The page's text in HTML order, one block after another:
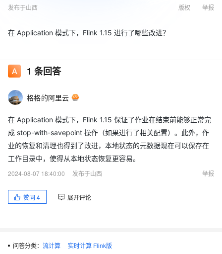
发布于山西
举报
版权
在 Application 模式下，Flink 1.15 进行了哪些改进？
1 条回答
格格的阿里云
在 Application 模式下，Flink 1.15 保证了作业在结束前能够正常完
成 stop-with-savepoint 操作（如果进行了相关配置）。此外，作
业的恢复和清理也得到了改进，本地状态的元数据现在可以保存在
工作目录中，使得从本地状态恢复更容易。
2024-08-07 18:40:00
发布于山西 举报
赞同 4 展开评论
问答分类： 流计算
实时计算 Flink版